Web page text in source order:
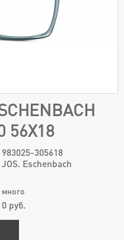
56Х18
983025-305618
JOS. Eschenbach
много
0 руб.